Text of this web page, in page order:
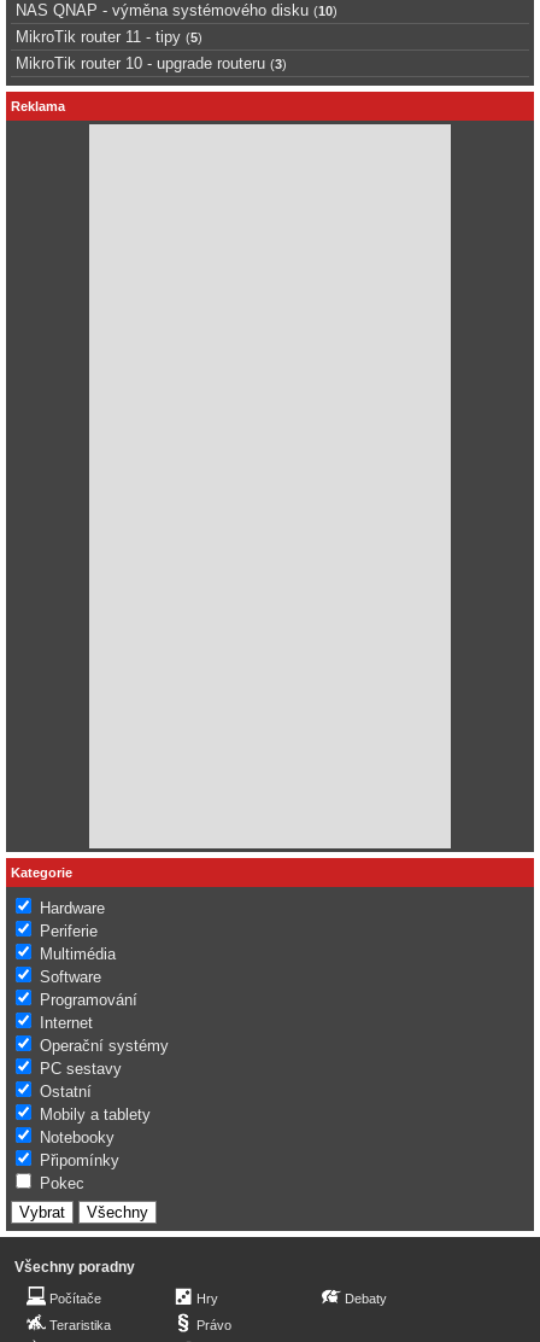
NAS QNAP - výměna systémového disku (10)
MikroTik router 11 - tipy (5)
MikroTik router 10 - upgrade routeru (3)
Reklama
Kategorie
Hardware
Periferie
Multimédia
Software
Programování
Internet
Operační systémy
PC sestavy
Ostatní
Mobily a tablety
Notebooky
Připomínky
Pokec
Všechny poradny
Počítače
Teraristika
Hry
Právo
Debaty